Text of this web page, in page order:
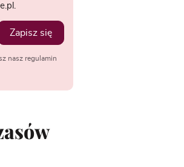
Zapisz się
nasz regulamin